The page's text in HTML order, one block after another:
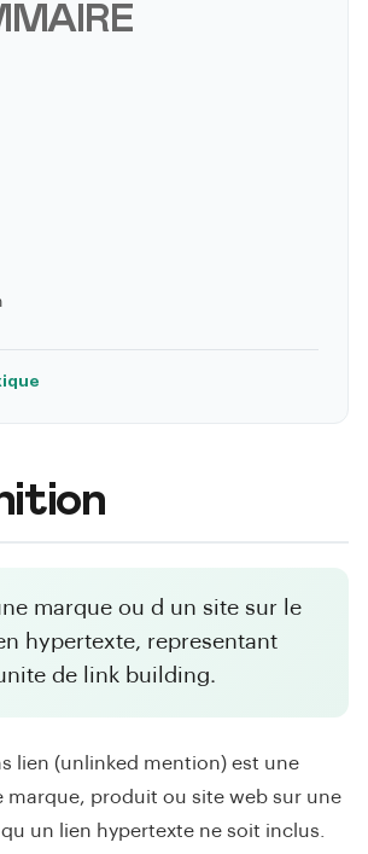
marque ou d un site sur le
hypertexte, representant
de link building.
lien (unlinked mention) est une
marque, produit ou site web sur une
un lien hypertexte ne soit inclus.